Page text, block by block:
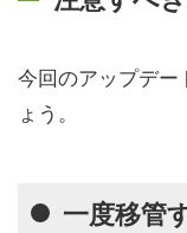
今回のアップデー
ょう。
一度移管